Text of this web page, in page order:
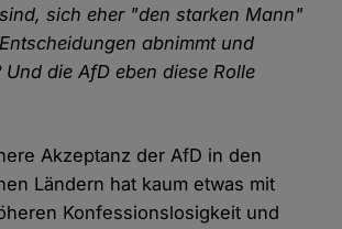
sich eher "den starken Mann"
abnimmt und
Und die AfD eben diese Rolle
Akzeptanz der AfD in den
Ländern hat kaum etwas mit
Konfessionslosigkeit und